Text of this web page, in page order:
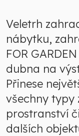
Veletrh
nábytku,
FOR
dubna na
Přinese
všechny typy
prostranství
dalších